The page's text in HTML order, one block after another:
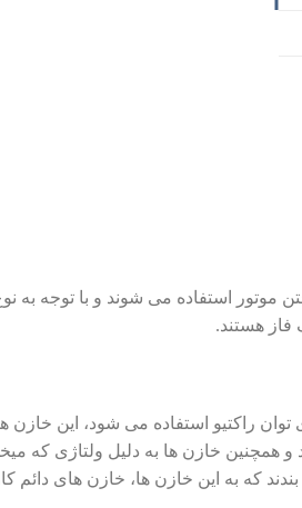
موتور استفاده می شوند و با توجه به
فاز هستند.
راکتیو استفاده می شود، این خازن
و همچنین خازن ها به دلیل ولتاژی
که به این خازن ها، خازن های دائم